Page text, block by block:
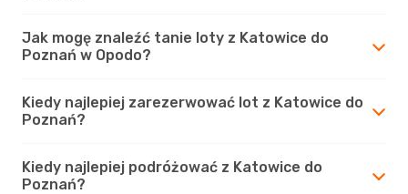
Jak mogę znaleźć tanie loty z Katowice do
Poznań w Opodo?
Kiedy najlepiej zarezerwować lot z Katowice do
Poznań?
Kiedy najlepiej podróżować z Katowice do
Poznań?